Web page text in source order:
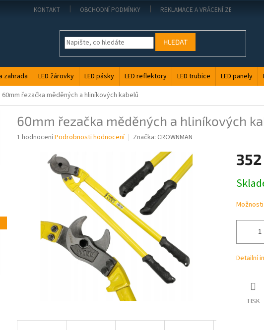
KONTAKT OBCHODNÍ PODMÍNKY REKLAMACE A VRÁCENÍ ZBOŽÍ
HLEDAT
zahrada LED žárovky LED pásky LED reflektory LED trubice LED panely
60mm řezačka měděných a hliníkových kabelů
60mm řezačka měděných a hliníkových
Průměrné
1 hodnoceníPodrobnosti hodnocení Značka: CROWNMAN
352
cena:
Detailní
TISK